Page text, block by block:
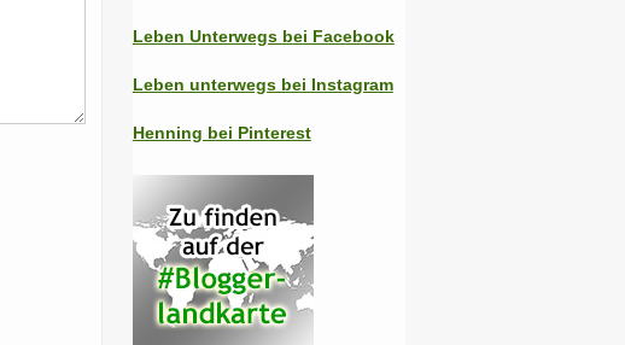
Leben Unterwegs bei Facebook
Leben unterwegs bei Instagram
Henning bei Pinterest